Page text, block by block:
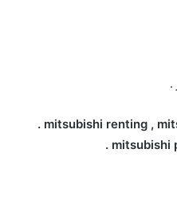
.
mitsubishi renting ,
mitsubishi